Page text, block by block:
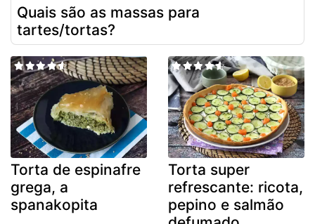
Quais são as massas para
tartes/tortas?
Torta de espinafre
grega, a
spanakopita
Torta super
refrescante: ricota,
pepino e salmão